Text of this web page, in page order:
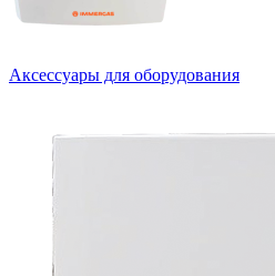
Аксессуары для оборудования